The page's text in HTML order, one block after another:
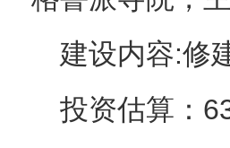
建设内容:修
投资估算：